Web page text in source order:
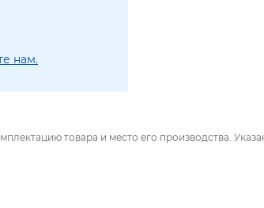
нам.
товара и место его производства.